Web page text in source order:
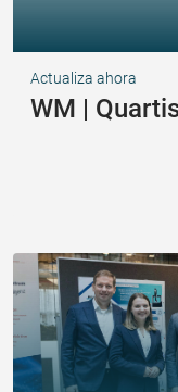
Actualiza ahora
WM |